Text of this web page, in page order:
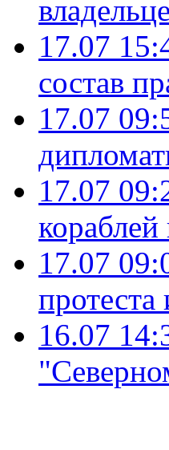
17.07
состав
17.07
17.07
17.07
протеста
16.07